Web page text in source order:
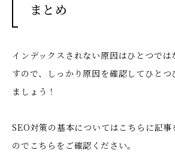
まとめ
インデックスされない原因はひとつでは
すので、しっかり原因を確認してひとつ
ましょう！
SEO対策の基本についてはこちらに記
のでこちらをご確認ください。